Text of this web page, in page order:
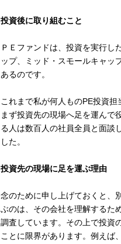
投資後に取り組むこと
ＰＥファンドは、投資を実行し
ップ、ミッド・スモールキャッ
あるのです。
これまで私が何人ものPE投資
まず投資先の現場へ足を運んで
る人は数百人の社員全員と面談
した。
投資先の現場に足を運ぶ理由
念のために申し上げておくと、
ぶのは、その会社を理解するた
調査しています。その上で投資
ことに限界があります。例えば